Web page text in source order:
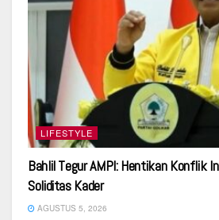
LIFESTYLE
Bahlil Tegur AMPI: Hentikan Konflik
Soliditas Kader
AGUSTUS 5, 2026